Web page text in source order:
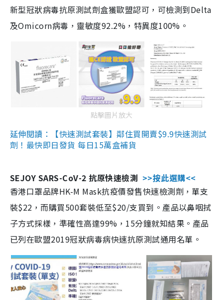
新型冠狀病毒抗原測試劑盒獲歐盟認可，可檢測到Delta
及Omicorn病毒，靈敏度92.2%，特異度100%。
點擊圖片放大
延伸閱讀：【快速測試套裝】鄰住買開賣$9.9快速測試
劑！最快即日發貨 每日15萬盒補貨
SEJOY SARS-CoV-2 抗原快速檢測 >>按此選購<<
香港口罩品牌HK-M Mask抗疫價發售快速檢測劑，單支
裝$22，而購買500套裝低至$20/支買到。產品以鼻咽拭
子方式採樣，準確性高達99%，15分鐘就知結果。產品
已列在歐盟2019冠狀病毒病快速抗原測試通用名單。